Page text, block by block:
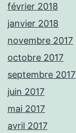
février 2018
janvier 2018
novembre 2017
octobre 2017
septembre 2017
juin 2017
mai 2017
avril 2017